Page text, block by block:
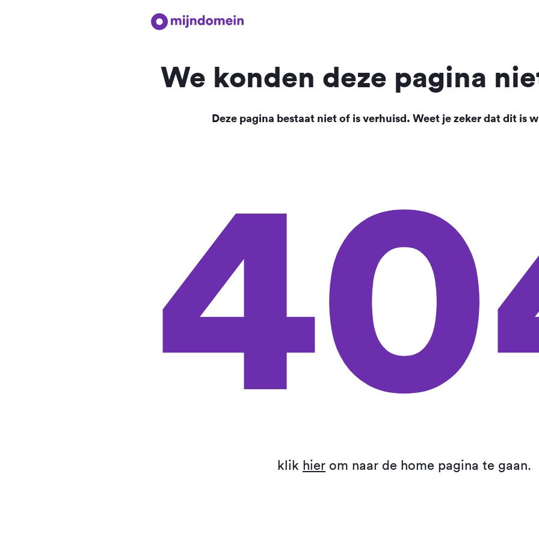
We konden deze pagina
Deze pagina bestaat niet of is verhuisd. Weet je zeker dat dit is
klik hier om naar de home pagina te gaan.